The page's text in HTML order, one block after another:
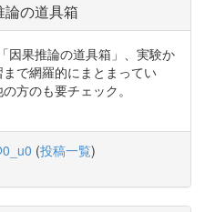
論の道具箱
因果推論の道具箱」、実験か
で網羅的にまとまってい
方のも要チェック。
(投稿一覧)